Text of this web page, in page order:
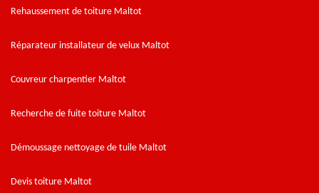
Rehaussement de toiture Maltot
Réparateur installateur de velux Maltot
Couvreur charpentier Maltot
Recherche de fuite toiture Maltot
Démoussage nettoyage de tuile Maltot
Devis toiture Maltot